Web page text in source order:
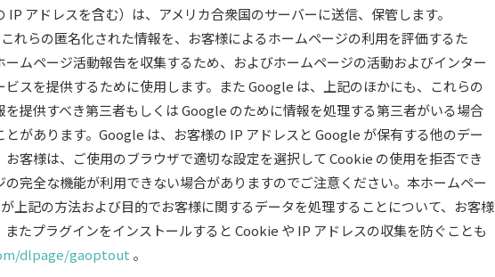
アドレスを含む）は、アメリカ合衆国のサーバーに送信、保管します。
れらの匿名化された情報を、お客様によるホームページの利用を評価するた
ムページ活動報告を収集するため、およびホームページの活動およびインター
スを提供するために使用します。また Google は、上記のほかにも、これらの
提供すべき第三者もしくは Google のために情報を処理する第三者がいる場合
があります。Google は、お客様の IP アドレスと Google が保有する他のデー
客様は、ご使用のブラウザで適切な設定を選択して Cookie の使用を拒否でき
完全な機能が利用できない場合がありますのでご注意ください。本ホームペー
上記の方法および目的でお客様に関するデータを処理することについて、お客様
たプラグインをインストールすると Cookie や IP アドレスの収集を防ぐことも
dlpage/gaoptout 。